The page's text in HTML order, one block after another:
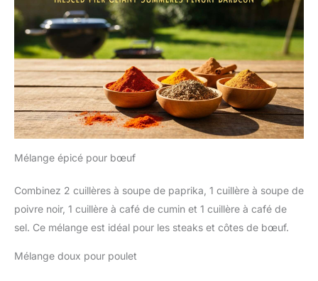
Mélange épicé pour bœuf
Combinez 2 cuillères à soupe de paprika, 1 cuillère à soupe de
poivre noir, 1 cuillère à café de cumin et 1 cuillère à café de
sel. Ce mélange est idéal pour les steaks et côtes de bœuf.
Mélange doux pour poulet